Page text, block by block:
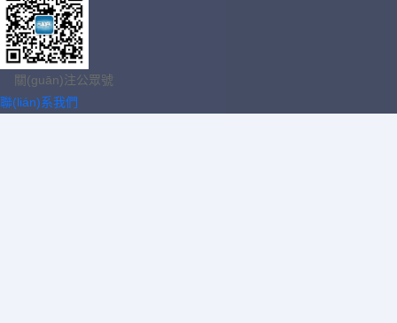
關(guān)注公眾號
聯(lián)系我們